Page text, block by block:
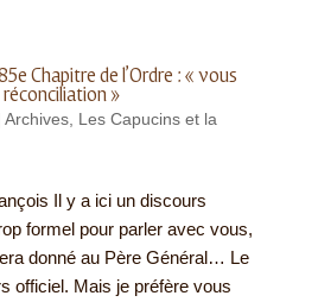
Chapitre de l’Ordre : « vous
»
Archives, Les Capucins et la
Il y a ici un discours
formel pour parler avec vous,
donné au Père Général… Le
officiel. Mais je préfère vous